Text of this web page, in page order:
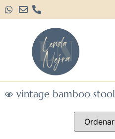
vintage bamboo stool